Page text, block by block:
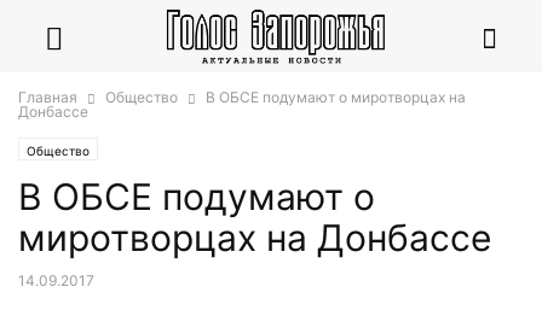
Главная Общество
В ОБСЕ подумают о миротворцах на
Донбассе
Общество
В ОБСЕ подумают о
миротворцах на Донбассе
14.09.2017